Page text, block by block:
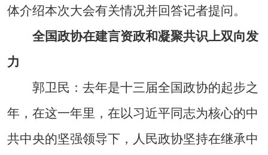
体介绍本次大会有关情况并回答记者提问。
全国政协在建言资政和凝聚共识上双向发
力
郭卫民：去年是十三届全国政协的起步之
年，在这一年里，在以习近平同志为核心的中
共中央的坚强领导下，人民政协坚持在继承中